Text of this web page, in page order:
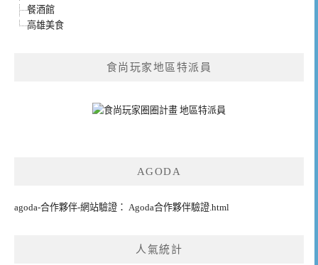
餐酒館
高雄美食
食尚玩家地區特派員
AGODA
agoda-合作夥伴-網站驗證： Agoda合作夥伴驗證.html
人氣統計